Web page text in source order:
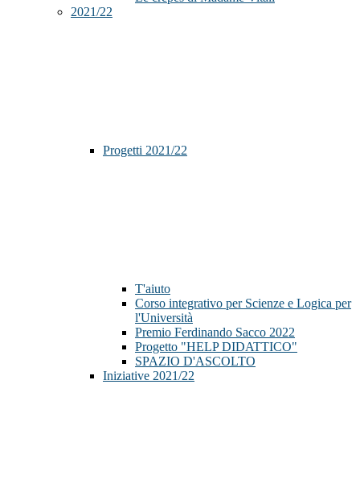
2021/22
Progetti 2021/22
T'aiuto
Corso integrativo per Scienze e Logica per
l'Università
Premio Ferdinando Sacco 2022
Progetto "HELP DIDATTICO"
SPAZIO D'ASCOLTO
Iniziative 2021/22